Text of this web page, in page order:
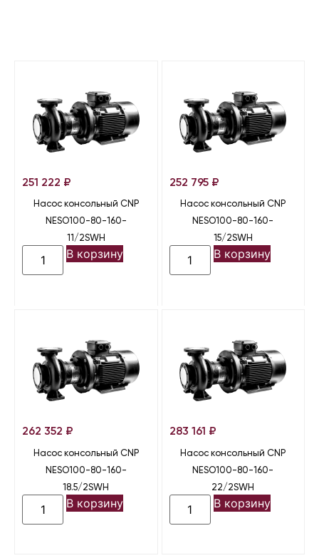
251 222 ₽
Насос консольный CNP
NESO100-80-160-
11/2SWH
В корзину
252 795 ₽
Насос консольный CNP
NESO100-80-160-
15/2SWH
В корзину
262 352 ₽
Насос консольный CNP
NESO100-80-160-
18.5/2SWH
В корзину
283 161 ₽
Насос консольный CNP
NESO100-80-160-
22/2SWH
В корзину